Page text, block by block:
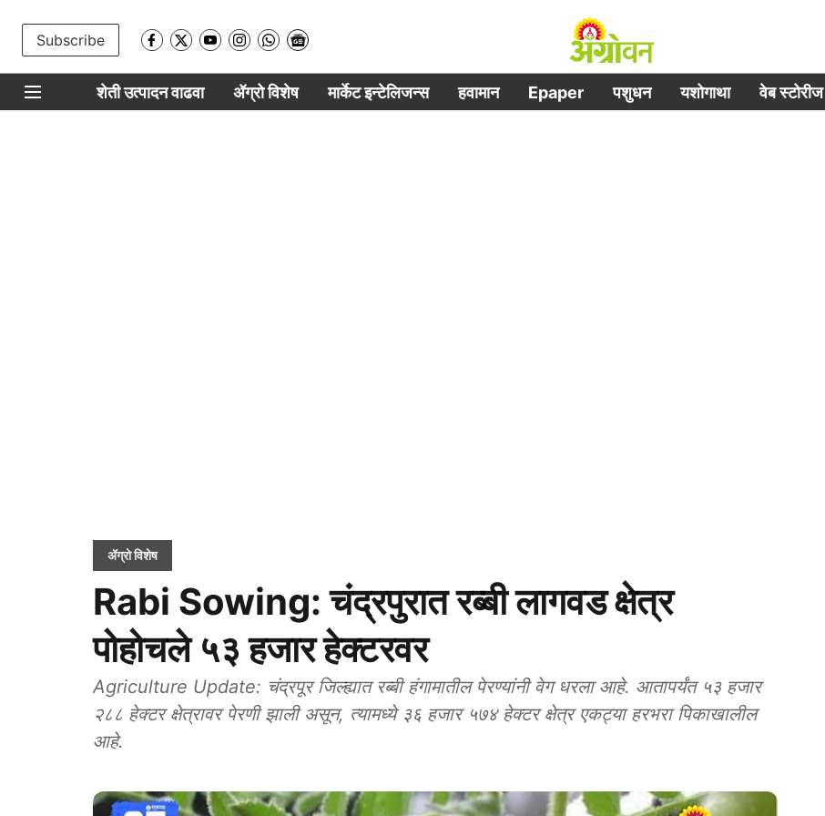
Subscribe
शेती उत्पादन वाढवा ॲग्रो विशेष मार्केट इन्टेलिजन्स हवामान Epaper पशुधन यशोगाथा वेब स्टोरीज
ॲग्रो विशेष
Rabi Sowing: चंद्रपुरात रब्बी लागवड क्षेत्र
पोहोचले ५३ हजार हेक्टरवर
Agriculture Update: चंद्रपूर जिल्ह्यात रब्बी हंगामातील पेरण्यांनी वेग धरला आहे. आतापर्यंत ५३ हजार
२८८ हेक्टर क्षेत्रावर पेरणी झाली असून, त्यामध्ये ३६ हजार ५७४ हेक्टर क्षेत्र एकट्या हरभरा पिकाखालील
आहे.